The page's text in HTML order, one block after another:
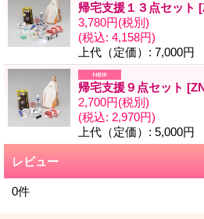
帰宅支援１３点セット [
3,780円(税別)
(税込: 4,158円)
上代（定価） : 7,000円
帰宅支援９点セット [
2,700円(税別)
(税込: 2,970円)
上代（定価） : 5,000円
レビュー
0件